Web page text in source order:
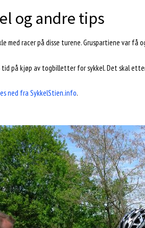
og andre tips
med racer på disse turene. Gruspartiene var få
tid på kjøp av togbilletter for sykkel. Det skal
ned fra SykkelStien.info.